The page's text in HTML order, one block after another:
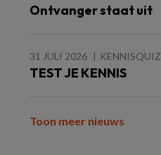
Ontvanger staat uit
31 JULI 2026 KENNISQUIZ
TEST JE KENNIS
Toon meer nieuws